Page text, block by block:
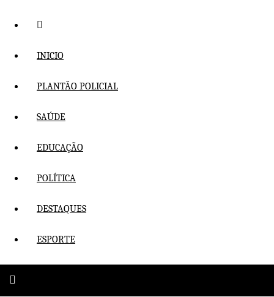
para
INICIO
PLANTÃO POLICIAL
SAÚDE
EDUCAÇÃO
POLÍTICA
DESTAQUES
ESPORTE